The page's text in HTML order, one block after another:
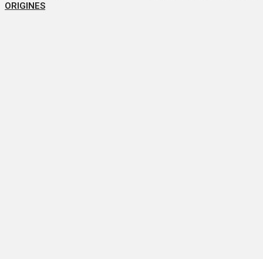
ORIGINES